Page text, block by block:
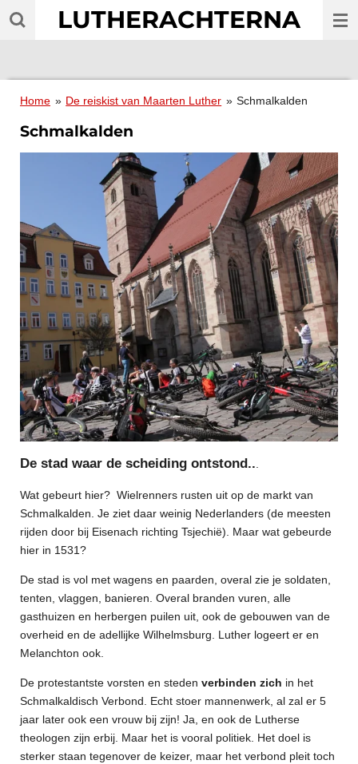
Ga
LUTHERACHTERNA
Home » De reiskist van Maarten Luther » Schmalkalden
Schmalkalden
De stad waar de scheiding ontstond...
Wat gebeurt hier? Wielrenners rusten uit op de markt van
Schmalkalden. Je ziet daar weinig Nederlanders (de meesten
rijden door bij Eisenach richting Tsjechië). Maar wat gebeurde
hier in 1531?
De stad is vol met wagens en paarden, overal zie je soldaten,
tenten, vlaggen, banieren. Overal branden vuren, alle
gasthuizen en herbergen puilen uit, ook de gebouwen van de
overheid en de adellijke Wilhelmsburg. Luther logeert er en
Melanchton ook.
De protestantste vorsten en steden verbinden zich in het
Schmalkaldisch Verbond. Echt stoer mannenwerk, al zal er 5
jaar later ook een vrouw bij zijn! Ja, en ook de Lutherse
theologen zijn erbij. Maar het is vooral politiek. Het doel is
sterker staan tegenover de keizer, maar het verbond pleit toch